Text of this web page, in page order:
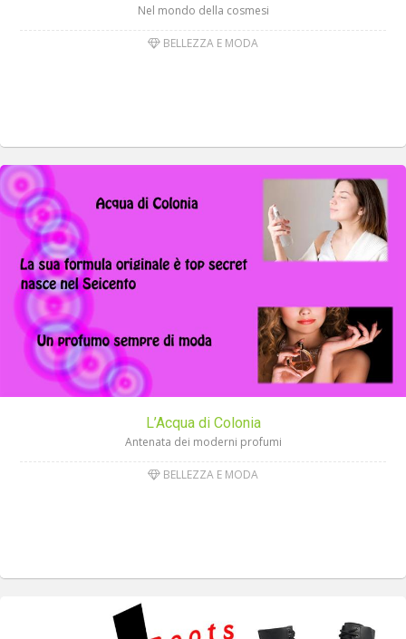
Nel mondo della cosmesi
BELLEZZA E MODA
L’Acqua di Colonia
Antenata dei moderni profumi
BELLEZZA E MODA